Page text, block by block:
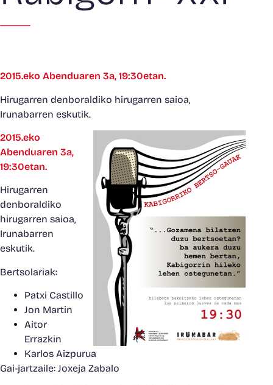
2015.eko Abenduaren 3a, 19:30etan.
Hirugarren denboraldiko hirugarren saioa,
Irunabarren eskutik.
2015.eko
Abenduaren 3a,
19:30etan.
Hirugarren
denboraldiko
hirugarren saioa,
Irunabarren
eskutik.
Bertsolariak:
Patxi Castillo
Jon Martin
Aitor
Errazkin
Karlos Aizpurua
Gai-jartzaile: Joxeja Zabalo